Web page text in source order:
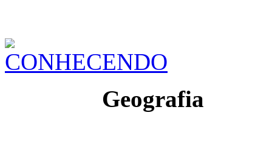
Geografia